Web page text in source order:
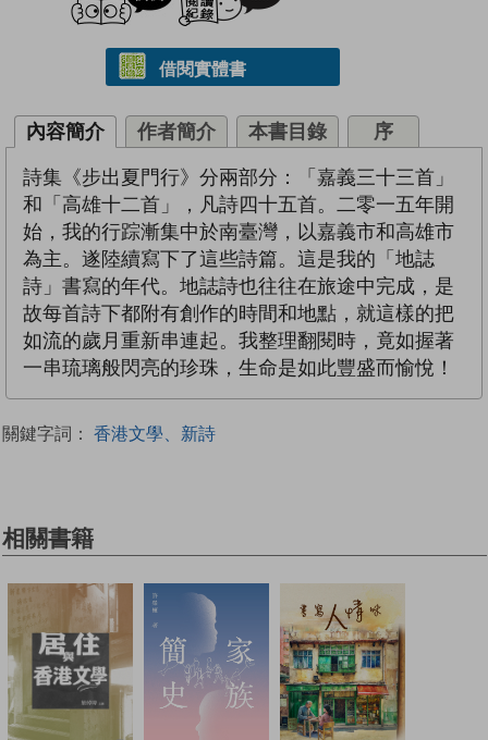
借閱實體書
內容簡介 作者簡介 本書目錄 序
詩集《步出夏門行》分兩部分：「嘉義三十三首」
和「高雄十二首」，凡詩四十五首。二零一五年開
始，我的行踪漸集中於南臺灣，以嘉義市和高雄市
為主。遂陸續寫下了這些詩篇。這是我的「地誌
詩」書寫的年代。地誌詩也往往在旅途中完成，是
故每首詩下都附有創作的時間和地點，就這樣的把
如流的歲月重新串連起。我整理翻閱時，竟如握著
一串琉璃般閃亮的珍珠，生命是如此豐盛而愉悅！
關鍵字詞： 香港文學、新詩
相關書籍